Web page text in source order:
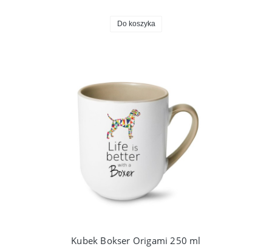
Do koszyka
Kubek Bokser Origami 250 ml